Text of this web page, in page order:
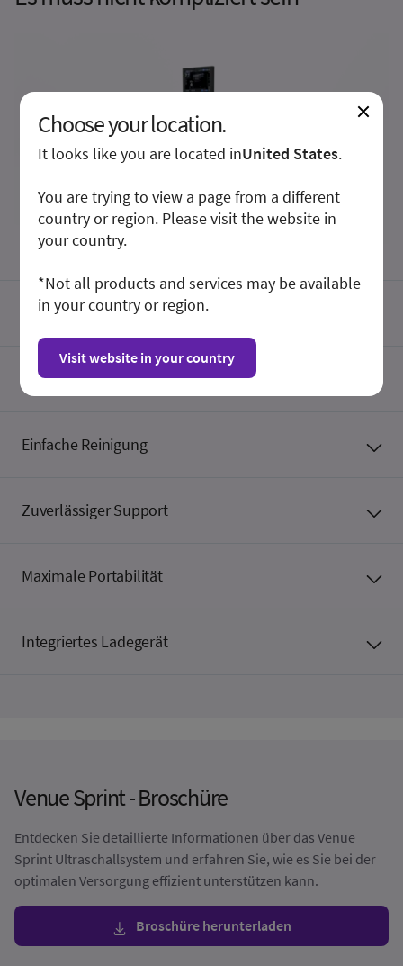
Touchscreen
Integrierte Lernhilfen erleichtern den Umgang
Einfache Reinigung
Zuverlässiger Support
Maximale Portabilität
Integriertes Ladegerät
Venue Sprint - Broschüre
Entdecken Sie detaillierte Informationen über das Venue
Sprint Ultraschallsystem und erfahren Sie, wie es Sie bei der
optimalen Versorgung effizient unterstützen kann.
Broschüre herunterladen
Choose your location.
It looks like you are located inUnited States.
You are trying to view a page from a different
country or region. Please visit the website in
your country.
*Not all products and services may be available
in your country or region.
Visit website in your country